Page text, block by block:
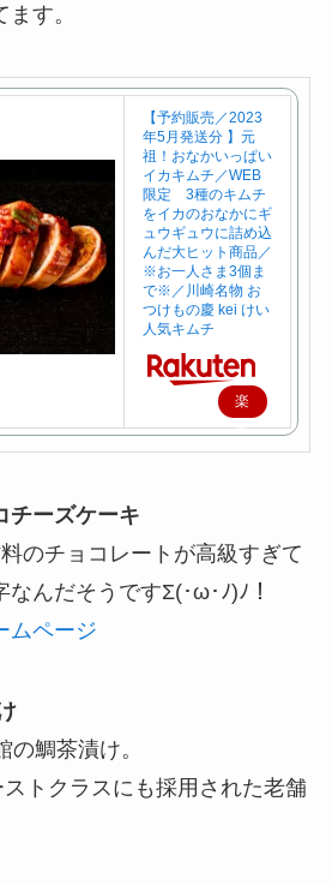
す。
【予約販売／2023
年5月発送分 】元
祖！おなかいっぱい
イカキムチ／WEB
限定 3種のキムチ
をイカのおなかにギ
ュウギュウに詰め込
んだ大ヒット商品／
※お一人さま3個ま
で※／川崎名物 お
つけもの慶 kei けい
人気キムチ
楽
天
チーズケーキ
のチョコレートが高級すぎて
んだそうですΣ(･ω･ﾉ)ﾉ！
ページ
鯛茶漬け。
トクラスにも採用された老舗